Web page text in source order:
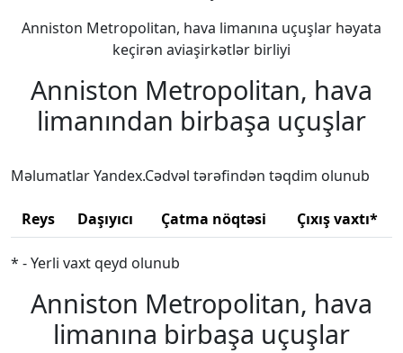
Anniston Metropolitan, hava limanına uçuşlar həyata
keçirən aviaşirkətlər birliyi
Anniston Metropolitan, hava
limanından birbaşa uçuşlar
Məlumatlar Yandex.Cədvəl tərəfindən təqdim olunub
Reys Daşıyıcı Çatma nöqtəsi Çıxış vaxtı*
* - Yerli vaxt qeyd olunub
Anniston Metropolitan, hava
limanına birbaşa uçuşlar